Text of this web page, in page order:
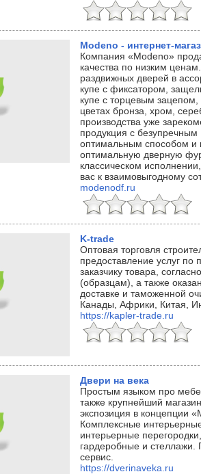
Мodeno - интернет-
Компания «Modeno»
качества по низким
раздвижных дверей в
купе с фиксатором,
купе с торцевым
цветах бронза, хром,
производства уже
продукция с
оптимальным способом и
оптимальную дверную
классическом
вас к взаимовыгодному
modenodf.ru
K-trade
Оптовая торговля
предоставление услуг
заказчику товара,
(образцам), а также
доставке и таможенной
Канады, Африки, Китая,
https://kapler-trade.ru
Двери на века
Простым языком про
также крупнейший
экспозиция в концепции
Комплексные
интерьерные
гардеробные и стеллажи.
сервис.
https://dverinaveka.ru